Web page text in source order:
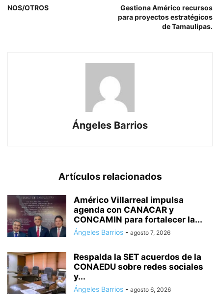
NOS/OTROS
Gestiona Américo recursos
para proyectos estratégicos
de Tamaulipas.
Ángeles Barrios
Artículos relacionados
Américo Villarreal impulsa
agenda con CANACAR y
CONCAMIN para fortalecer la...
Ángeles Barrios - agosto 7, 2026
Respalda la SET acuerdos de la
CONAEDU sobre redes sociales
y...
Ángeles Barrios - agosto 6, 2026